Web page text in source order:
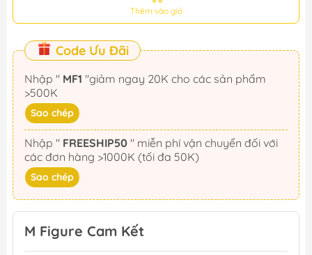
Thêm vào giỏ
Code Ưu Đãi
Nhập " MF1
>500K
Sao chép
Nhập " FREESHIP50
các đơn hàng >1000K (tối đa 50K)
Sao chép
M Figure Cam Kết